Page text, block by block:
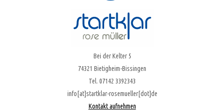
Bei der Kelter 5
74321 Bietigheim-Bissingen
Tel. 07142 3392343
info[at]startklar-rosemueller[dot]de
Kontakt aufnehmen